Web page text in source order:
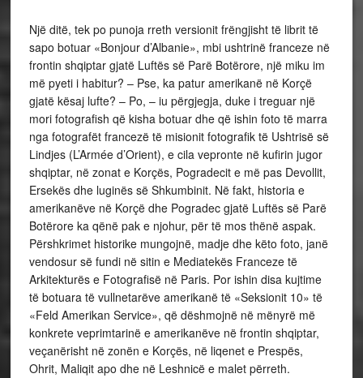
Një ditë, tek po punoja rreth versionit frëngjisht të librit të
sapo botuar «Bonjour d’Albanie», mbi ushtrinë franceze në
frontin shqiptar gjatë Luftës së Parë Botërore, një miku im
më pyeti i habitur? – Pse, ka patur amerikanë në Korçë
gjatë kësaj lufte? – Po, – iu përgjegja, duke i treguar një
mori fotografish që kisha botuar dhe që ishin foto të marra
nga fotografët francezë të misionit fotografik të Ushtrisë së
Lindjes (L’Armée d’Orient), e cila vepronte në kufirin jugor
shqiptar, në zonat e Korçës, Pogradecit e më pas Devollit,
Ersekës dhe luginës së Shkumbinit. Në fakt, historia e
amerikanëve në Korçë dhe Pogradec gjatë Luftës së Parë
Botërore ka qënë pak e njohur, për të mos thënë aspak.
Përshkrimet historike mungojnë, madje dhe këto foto, janë
vendosur së fundi në sitin e Mediatekës Franceze të
Arkitekturës e Fotografisë në Paris. Por ishin disa kujtime
të botuara të vullnetarëve amerikanë të «Seksionit 10» të
«Feld Amerikan Service», që dëshmojnë në mënyrë më
konkrete veprimtarinë e amerikanëve në frontin shqiptar,
veçanërisht në zonën e Korçës, në liqenet e Prespës,
Ohrit, Maliqit apo dhe në Leshnicë e malet përreth.